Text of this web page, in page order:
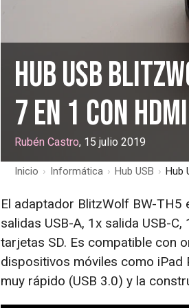
Hub USB
7 en 1 con
Rubén Castro, 15 julio 2019
Inicio › Informática › Hub USB › Hub
El adaptador BlitzWolf BW-TH5
salidas USB-A, 1x salida USB-
tarjetas SD. Es compatible con
dispositivos móviles como iPad
muy rápido (USB 3.0) y la